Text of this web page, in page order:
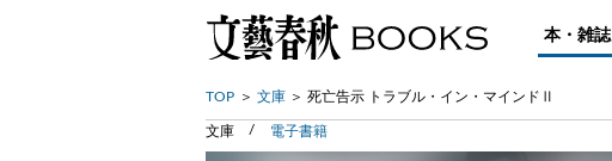
本・雑誌
TOP 文庫 死亡告示 トラブル・イン・マインドⅡ
文庫 電子書籍